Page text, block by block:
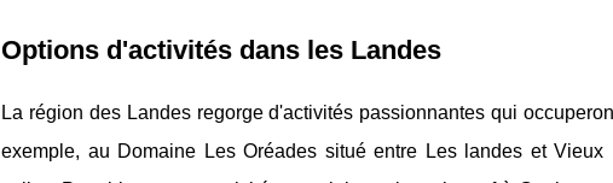
Options d'activités dans les Landes
La région des Landes regorge d'activités passionnantes qui
exemple, au Domaine Les Oréades situé entre Les landes et